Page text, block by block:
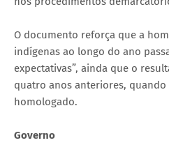
O documento reforça que a
indígenas ao longo do ano
expectativas”, ainda que o
quatro anos anteriores,
homologado.
Governo